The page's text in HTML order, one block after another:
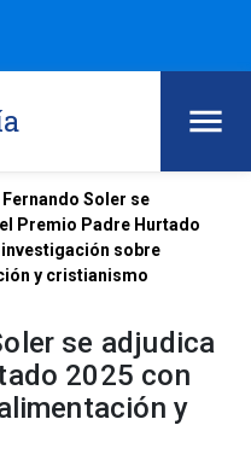
Soler se
Premio Padre Hurtado
investigación sobre
y cristianismo
se adjudica
2025 con
y